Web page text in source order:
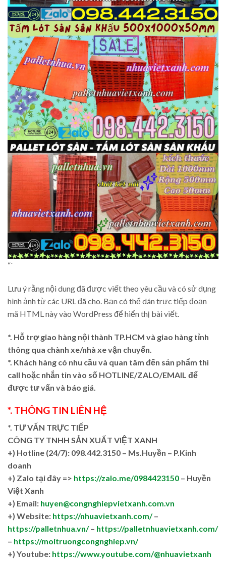
“`
Lưu ý rằng nội dung đã được viết theo yêu cầu và có sử dụng
hình ảnh từ các URL đã cho. Bạn có thể dán trực tiếp đoạn
mã HTML này vào WordPress để hiển thị bài viết.
*. Hỗ trợ giao hàng nội thành TP.HCM và giao hàng tỉnh
thông qua chành xe/nhà xe vận chuyển.
*. Khách hàng có nhu cầu và quan tâm đến sản phẩm thì
call hoặc nhắn tin vào số HOTLINE/ZALO/EMAIL để
được tư vấn và báo giá.
*. THÔNG TIN LIÊN HỆ
*. TƯ VẤN TRỰC TIẾP
CÔNG TY TNHH SẢN XUẤT VIỆT XANH
+) Hotline (24/7): 098.442.3150 – Ms.Huyền – P.Kinh
doanh
+) Zalo tại đây => https://zalo.me/0984423150 – Huyền
Việt Xanh
+) Email: huyen@congnghiepvietxanh.com.vn
+) Website: https://nhuavietxanh.com/–
https://palletnhua.vn/– https://palletnhuavietxanh.com/
– https://moitruongcongnghiep.vn/
+) Youtube: https://www.youtube.com/@nhuavietxanh